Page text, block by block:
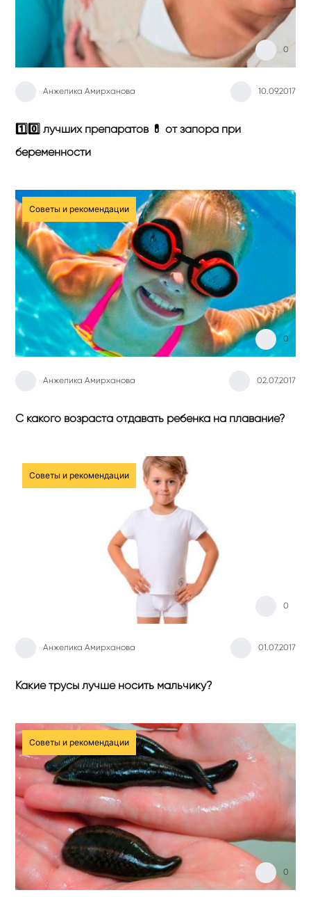
Анжелика Амирханова 10.09.2017
0
1️⃣0️⃣ лучших препаратов 💊 от запора при
беременности
Советы и рекомендации
Анжелика Амирханова 02.07.2017
0
С какого возраста отдавать ребенка на плавание?
Советы и рекомендации
Анжелика Амирханова 01.07.2017
0
Какие трусы лучше носить мальчику?
Советы и рекомендации
0